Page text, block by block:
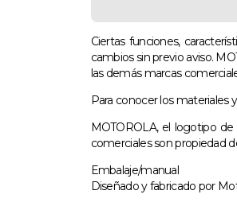
Ciertas funciones,
cambios sin previo aviso.
las demás marcas
Para conocer los materiales
MOTOROLA, el logotipo
comerciales son propiedad
Embalaje/manual
Diseñado y fabricado por